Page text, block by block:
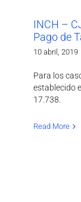
INCH –
Pago de
10 abril, 2019
Para los
establecido
17.738.
Read More